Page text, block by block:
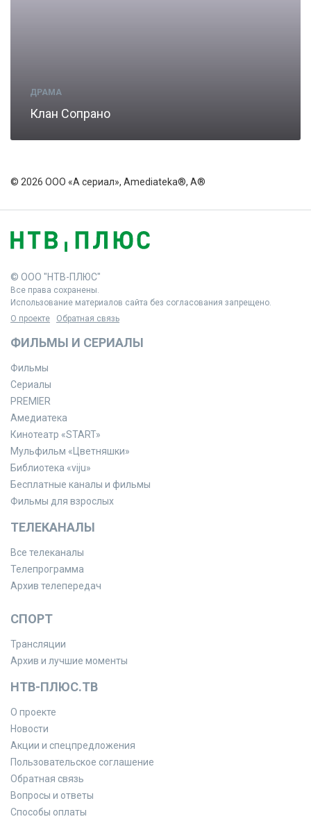
ДРАМА
Клан Сопрано
© 2026 ООО «А сериал», Amediateka®, A®
© ООО "НТВ-ПЛЮС"
Все права сохранены.
Использование материалов сайта без согласования запрещено.
О проекте
Обратная связь
ФИЛЬМЫ И СЕРИАЛЫ
Фильмы
Сериалы
PREMIER
Амедиатека
Кинотеатр «START»
Мульфильм «Цветняшки»
Библиотека «viju»
Бесплатные каналы и фильмы
Фильмы для взрослых
ТЕЛЕКАНАЛЫ
Все телеканалы
Телепрограмма
Архив телепередач
СПОРТ
Трансляции
Архив и лучшие моменты
НТВ-ПЛЮС.ТВ
О проекте
Новости
Акции и спецпредложения
Пользовательское соглашение
Обратная связь
Вопросы и ответы
Способы оплаты